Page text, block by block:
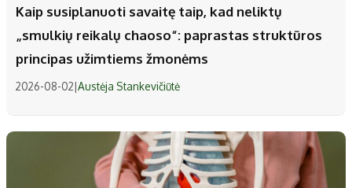
Kaip susiplanuoti savaitę taip, kad neliktų
„smulkių reikalų chaoso“: paprastas struktūros
principas užimtiems žmonėms
2026-08-02|Austėja Stankevičiūtė